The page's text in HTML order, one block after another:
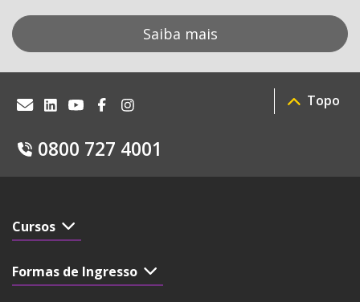
Saiba mais
0800 727 4001
Topo
Cursos
Formas de Ingresso